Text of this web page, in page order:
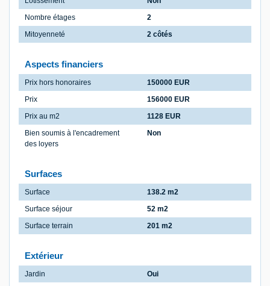
Nombre étages
2
Mitoyenneté
2 côtés
Aspects financiers
Prix hors honoraires
150000 EUR
Prix
156000 EUR
Prix au m2
1128 EUR
Bien soumis à l'encadrement
des loyers
Non
Surfaces
Surface
138.2 m2
Surface séjour
52 m2
Surface terrain
201 m2
Extérieur
Jardin
Oui